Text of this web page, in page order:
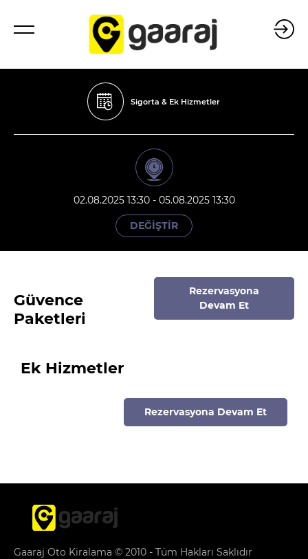
Sigorta & Ek Hizmetler
02.08.2025 13:30 - 05.08.2025 13:30
DEĞİŞTİR
Güvence
Paketleri
Rezervasyona
Devam Et
Ek Hizmetler
Rezervasyona Devam Et
Gaaraj Oto Kiralama © 2010 - Tüm Hakları Saklıdır